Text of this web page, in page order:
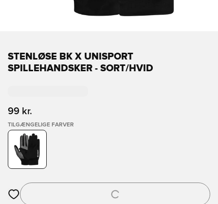
STENLØSE BK X UNISPORT
SPILLEHANDSKER - SORT/HVID
99 kr.
TILGÆNGELIGE FARVER
Åbner en Modal til at logge ind eller tilmelde dig som medlem